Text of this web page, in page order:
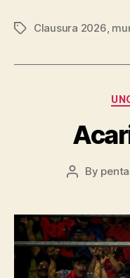
TagsClausura 2026,
Post
By